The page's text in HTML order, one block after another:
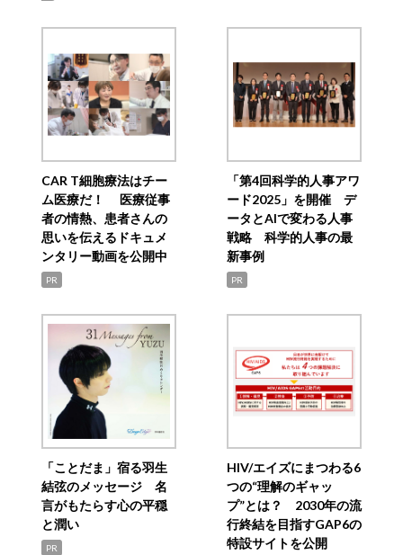
CAR T細胞療法はチー
ム医療だ！ 医療従事
者の情熱、患者さんの
思いを伝えるドキュメ
ンタリー動画を公開中
PR
「第4回科学的人事アワ
ード2025」を開催 デ
ータとAIで変わる人事
戦略 科学的人事の最
新事例
PR
「ことだま」宿る羽生
結弦のメッセージ 名
言がもたらす心の平穏
と潤い
PR
HIV/エイズにまつわる6
つの“理解のギャッ
プ”とは？ 2030年の流
行終結を目指すGAP6の
特設サイトを公開